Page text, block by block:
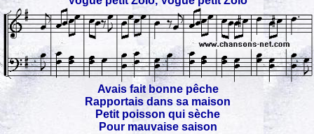
Avais fait bonne pêche
Rapportais dans sa maison
Petit poisson qui sèche
Pour mauvaise saison